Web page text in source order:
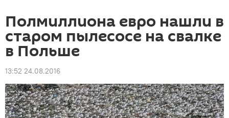
Полмиллиона евро нашли в
старом пылесосе на свалке
в Польше
13:52 24.08.2016